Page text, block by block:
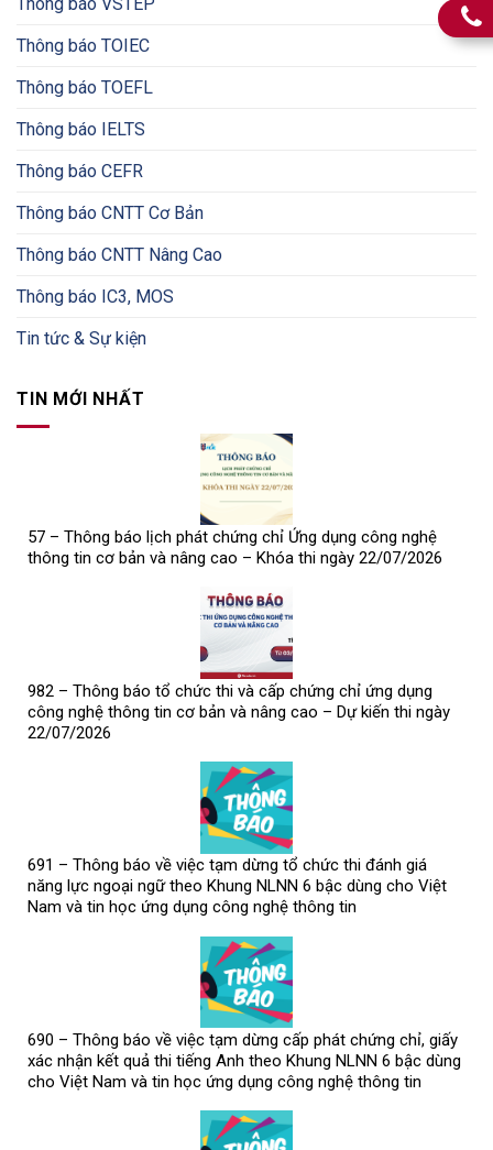
Thông báo TOIEC
Thông báo TOEFL
Thông báo IELTS
Thông báo CEFR
Thông báo CNTT Cơ Bản
Thông báo CNTT Nâng Cao
Thông báo IC3, MOS
Tin tức & Sự kiện
TIN MỚI NHẤT
57 – Thông báo lịch phát chứng chỉ Ứng dụng công nghệ
thông tin cơ bản và nâng cao – Khóa thi ngày 22/07/2026
982 – Thông báo tổ chức thi và cấp chứng chỉ ứng dụng
công nghệ thông tin cơ bản và nâng cao – Dự kiến thi ngày
22/07/2026
691 – Thông báo về việc tạm dừng tổ chức thi đánh giá
năng lực ngoại ngữ theo Khung NLNN 6 bậc dùng cho Việt
Nam và tin học ứng dụng công nghệ thông tin
690 – Thông báo về việc tạm dừng cấp phát chứng chỉ, giấy
xác nhận kết quả thi tiếng Anh theo Khung NLNN 6 bậc dùng
cho Việt Nam và tin học ứng dụng công nghệ thông tin